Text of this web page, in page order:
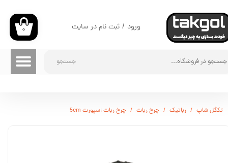
جستجو
۰ ورود / ثبت نام در سایت
حساب کاربری من
تغییر گذر واژه
سفارشات
تکگل شاپ رباتیک چرخ ربات چرخ ربات اسپورت 5cm